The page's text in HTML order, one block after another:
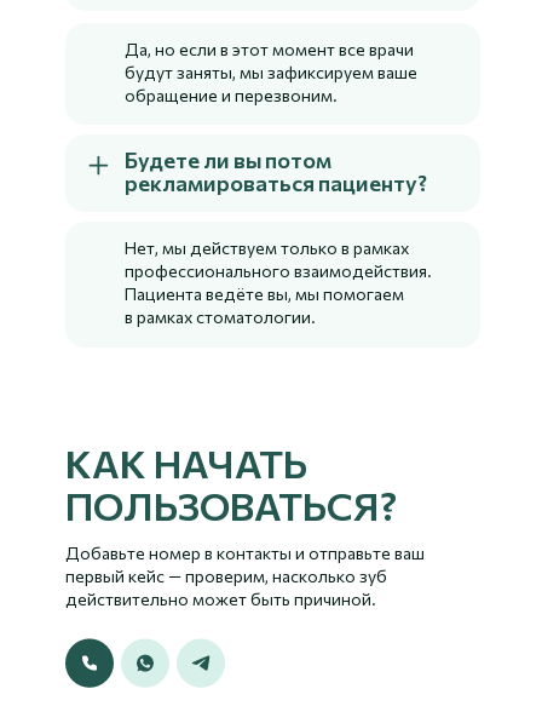
Да, но если в этот момент все врачи
будут заняты, мы зафиксируем ваше
обращение и перезвоним.
Будете ли вы потом
рекламироваться пациенту?
Нет, мы действуем только в рамках
профессионального взаимодействия.
Пациента ведёте вы, мы помогаем
в рамках стоматологии.
Добавьте номер в контакты и отправьте ваш
первый кейс — проверим, насколько зуб
действительно может быть причиной.
КАК НАЧАТЬ
ПОЛЬЗОВАТЬСЯ?
Telegram